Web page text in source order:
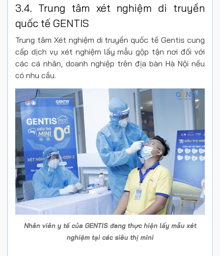
3.4. Trung tâm xét nghiệm di truyền
quốc tế GENTIS
Trung tâm Xét nghiệm di truyền quốc tế Gentis cung
cấp dịch vụ xét nghiệm lấy mẫu gộp tận nơi đối với
các cá nhân, doanh nghiệp trên địa bàn Hà Nội nếu
có nhu cầu.
Nhân viên y tế của GENTIS đang thực hiện lấy mẫu xét
nghiệm tại các siêu thị mini